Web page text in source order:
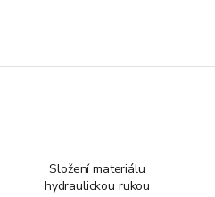
Složení materiálu
hydraulickou rukou